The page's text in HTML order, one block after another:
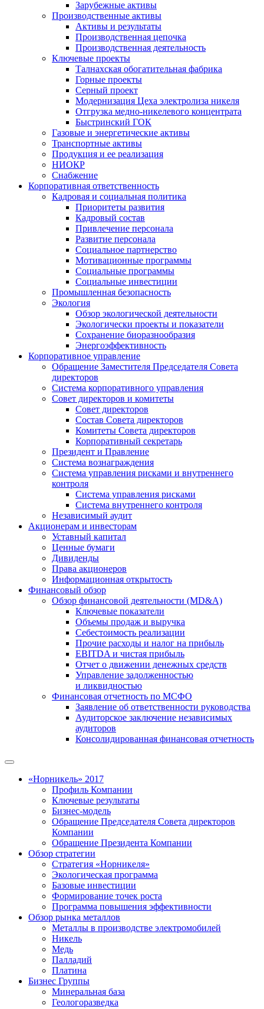
Зарубежные активы
Производственные активы
Активы и результаты
Производственная цепочка
Производственная деятельность
Ключевые проекты
Талнахская обогатительная фабрика
Горные проекты
Серный проект
Модернизация Цеха электролиза никеля
Отгрузка медно-никелевого концентрата
Быстринский ГОК
Газовые и энергетические активы
Транспортные активы
Продукция и ее реализация
НИОКР
Снабжение
Корпоративная ответственность
Кадровая и социальная политика
Приоритеты развития
Кадровый состав
Привлечение персонала
Развитие персонала
Социальное партнерство
Мотивационные программы
Социальные программы
Социальные инвестиции
Промышленная безопасность
Экология
Обзор экологической деятельности
Экологически проекты и показатели
Сохранение биоразнообразия
Энергоэффективность
Корпоративное управление
Обращение Заместителя Председателя Совета
директоров
Система корпоративного управления
Совет директоров и комитеты
Совет директоров
Состав Совета директоров
Комитеты Совета директоров
Корпоративный секретарь
Президент и Правление
Система вознаграждения
Система управления рисками и внутреннего
контроля
Система управления рисками
Система внутреннего контроля
Независимый аудит
Акционерам и инвесторам
Уставный капитал
Ценные бумаги
Дивиденды
Права акционеров
Информационная открытость
Финансовый обзор
Обзор финансовой деятельности (MD&A)
Ключевые показатели
Объемы продаж и выручка
Себестоимость реализации
Прочие расходы и налог на прибыль
EBITDA и чистая прибыль
Отчет о движении денежных средств
Управление задолженностью
и ликвидностью
Финансовая отчетность по МСФО
Заявление об ответственности руководства
Аудиторское заключение независимых
аудиторов
Консолидированная финансовая отчетность
«Норникель» 2017
Профиль Компании
Ключевые результаты
Бизнес-модель
Обращение Председателя Совета директоров
Компании
Обращение Президента Компании
Обзор стратегии
Стратегия «Норникеля»
Экологическая программа
Базовые инвестиции
Формирование точек роста
Программа повышения эффективности
Обзор рынка металлов
Металлы в производстве электромобилей
Никель
Медь
Палладий
Платина
Бизнес Группы
Минеральная база
Геологоразведка